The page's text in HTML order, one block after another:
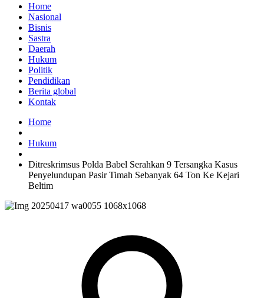
Home
Nasional
Bisnis
Sastra
Daerah
Hukum
Politik
Pendidikan
Berita global
Kontak
Home
Hukum
Ditreskrimsus Polda Babel Serahkan 9 Tersangka Kasus
Penyelundupan Pasir Timah Sebanyak 64 Ton Ke Kejari
Beltim